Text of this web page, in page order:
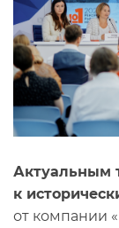
Актуальным
к
от компании